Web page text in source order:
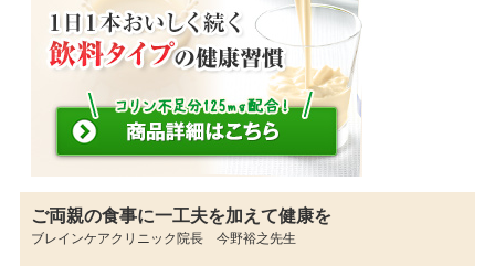
ご両親の食事に一工夫を加えて健康を
ブレインケアクリニック院長 今野裕之先生